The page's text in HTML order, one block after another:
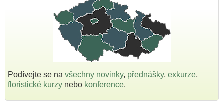
Podívejte se na všechny novinky, přednášky, exkurze,
floristické kurzy nebo konference.